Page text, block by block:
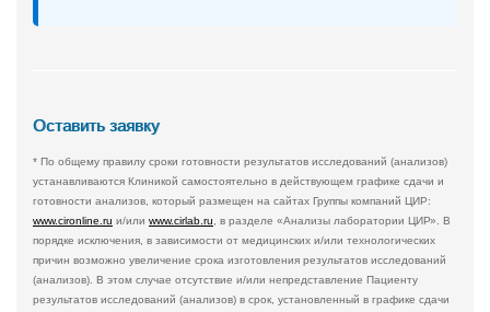
Оставить заявку
* По общему правилу сроки готовности результатов исследований (анализов)
устанавливаются Клиникой самостоятельно в действующем графике сдачи и
готовности анализов, который размещен на сайтах Группы компаний ЦИР:
www.cironline.ru и/или www.cirlab.ru , в разделе «Анализы лаборатории ЦИР». В
порядке исключения, в зависимости от медицинских и/или технологических
причин возможно увеличение срока изготовления результатов исследований
(анализов). В этом случае отсутствие и/или непредставление Пациенту
результатов исследований (анализов) в срок, установленный в графике сдачи